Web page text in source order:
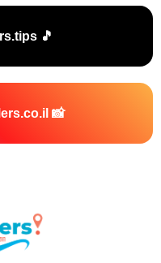
🎵 TikTok - travelers.tips
📸 Instagram - travelers.co.il